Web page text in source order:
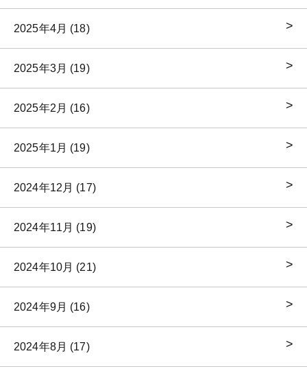
2025年4月 (18)
2025年3月 (19)
2025年2月 (16)
2025年1月 (19)
2024年12月 (17)
2024年11月 (19)
2024年10月 (21)
2024年9月 (16)
2024年8月 (17)